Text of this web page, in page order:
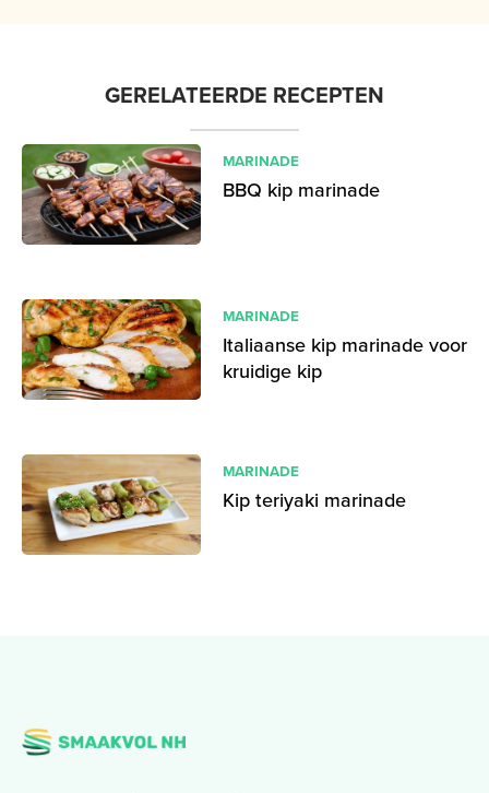
GERELATEERDE RECEPTEN
MARINADE
BBQ kip marinade
MARINADE
Italiaanse kip marinade voor
kruidige kip
MARINADE
Kip teriyaki marinade